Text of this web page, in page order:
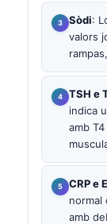
Sòdi:
valors
TSH e
indica
amb
CRP e
normal
amb